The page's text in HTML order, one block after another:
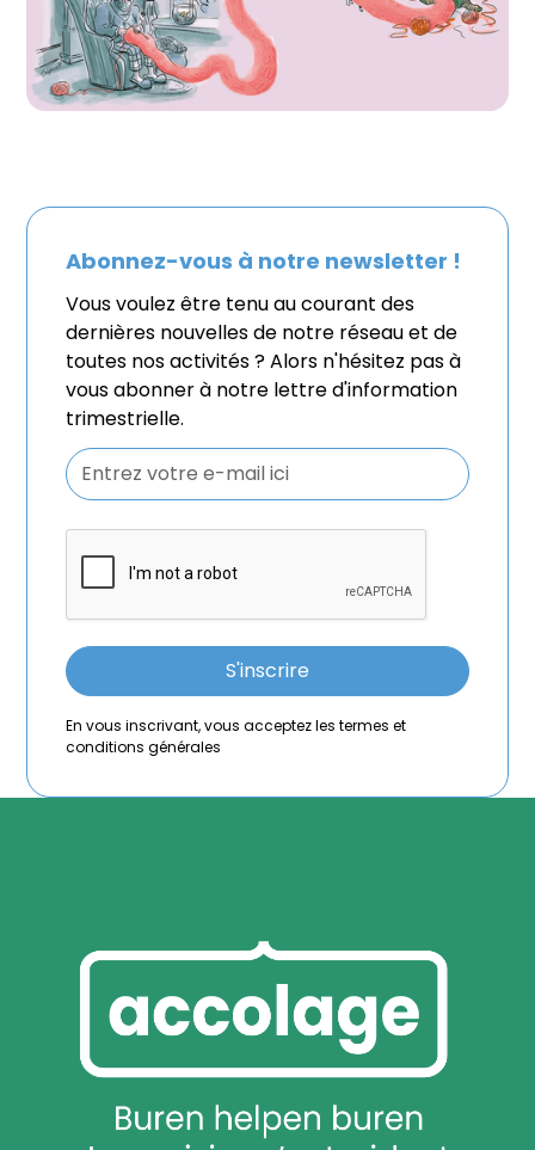
Abonnez-vous à notre newsletter !
Vous voulez être tenu au courant des
dernières nouvelles de notre réseau et de
toutes nos activités ? Alors n'hésitez pas à
vous abonner à notre lettre d'information
trimestrielle.
En vous inscrivant, vous acceptez les termes et
conditions générales